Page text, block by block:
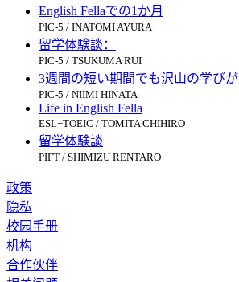
English Fellaでの1か月
PIC-5 / INATOMI AYURA
留学体験談：
PIC-5 / TSUKUMA RUI
3週間の短い期間でも沢山の学びが
PIC-5 / NIIMI HINATA
Life in English Fella
ESL+TOEIC / TOMITA CHIHIRO
留学体験談
PIFT / SHIMIZU RENTARO
政策
隐私
校园手册
机构
合作伙伴